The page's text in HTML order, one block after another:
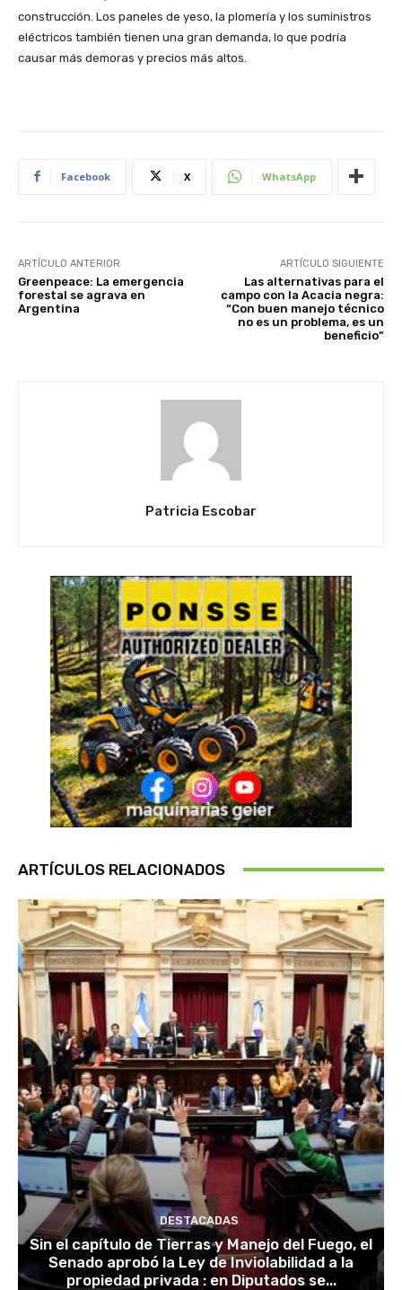
construcción. Los paneles de yeso, la plomería y los suministros
eléctricos también tienen una gran demanda, lo que podría
causar más demoras y precios más altos.
Facebook X WhatsApp
ARTÍCULO ANTERIOR
Greenpeace: La emergencia
forestal se agrava en
Argentina
ARTÍCULO SIGUIENTE
Las alternativas para el
campo con la Acacia negra:
“Con buen manejo técnico
no es un problema, es un
beneficio”
Patricia Escobar
ARTÍCULOS RELACIONADOS
DESTACADAS
Sin el capítulo de Tierras y Manejo del Fuego, el
Senado aprobó la Ley de Inviolabilidad a la
propiedad privada : en Diputados se...